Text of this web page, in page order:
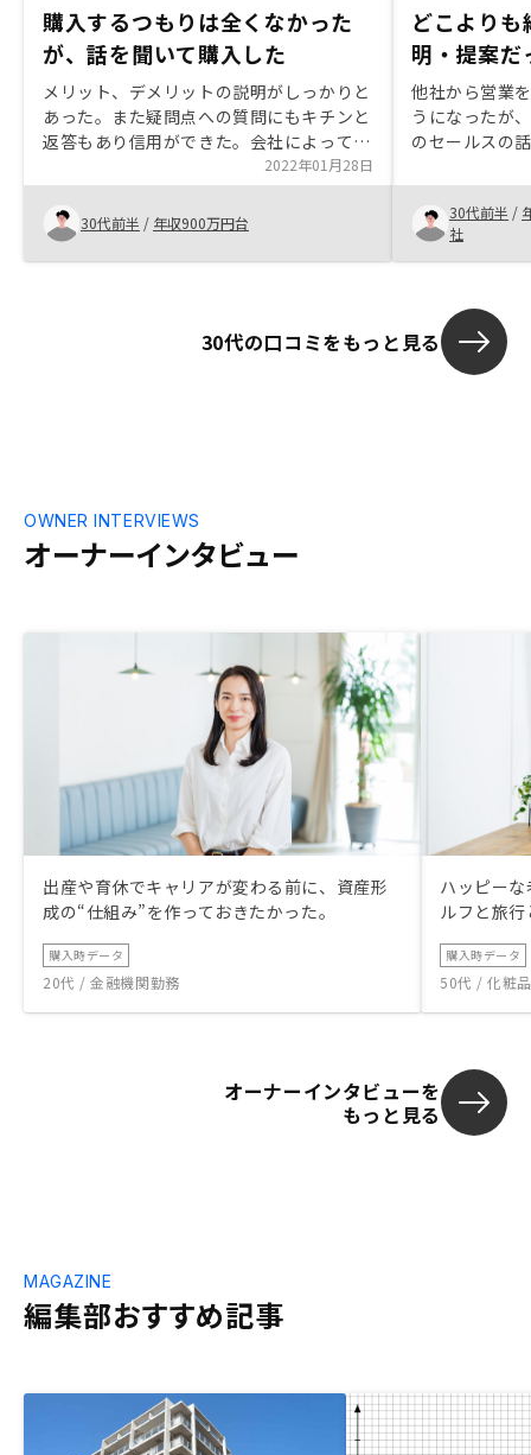
購入するつもりは全くなかった
が、話を聞いて購入した
メリット、デメリットの説明がしっかりと
あった。また疑問点への質問にもキチンと
返答もあり信用ができた。会社によっては
知識がないと馬鹿にしたような態度をとる
会社もあるが、懇切丁寧であった。担当者
のクロージングも押し付けがましくなく最
終的に自分で決めることもできた。提出書
類等もっとわかりやすくまとめてもらえる
2022年01月28日
30代前半 / 年収900万円台
どこより
明・提案だ
他社から営業
うになったが
のセールスの
ことにした。
たいのでサポ
う。
30代前半 /
社
30代の口コミをもっと見る
オーナーインタビュー
OWNER INTERVIEWS
出産や育休でキャリアが変わる前に、資産形
成の“仕組み”を作っておきたかった。
購入時データ
20代 / 金融機関勤務
ハッピー
ルフと旅
購入時データ
50代 / 化粧
オーナーインタビューを
もっと見る
編集部おすすめ記事
MAGAZINE